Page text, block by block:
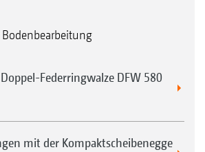
Federringwalze DFW 580
mit der Kompaktscheibenegge